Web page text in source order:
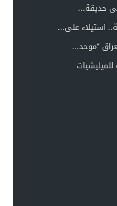
حديقة...
استيلاء على...
“موحد...